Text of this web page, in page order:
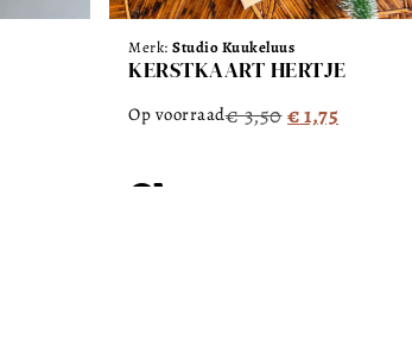
Merk: Studio Kuukeluus
KERSTKAART HERTJE
Op voorraad€3,50€1,75